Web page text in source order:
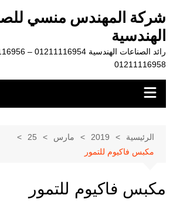
المحتوى
شركة المهندس منسي
الهندسية
01211116958
الرئيسية 2019 مارس
25
مكبس فاكيوم للتمور
مكبس فاكيوم للتمور